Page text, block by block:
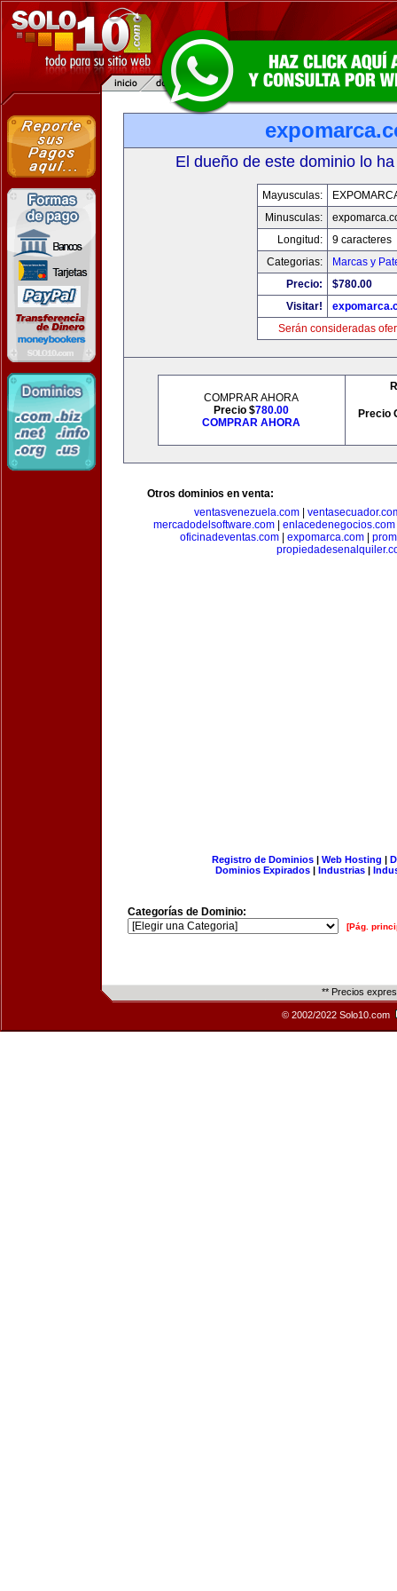
El dueño de este dominio lo
Mayusculas:
Minusculas:
Longitud:
9 caracteres
Categorias:
Marcas y
Precio:
$780.00
Visitar!
Serán consideradas
COMPRAR AHORA
Precio $780.00
COMPRAR AHORA
Precio
Otros dominios en venta:
ventasvenezuela.com|
mercadodelsoftware.com
enlacedenegocios.com
oficinadeventas.com
expomarca.com
Registro de Dominios| Web Hosting |
Dominios Expirados | Industrias |
Categorías de Dominio:
[Pág.
** Precios
© 2002/2022 Solo10.com